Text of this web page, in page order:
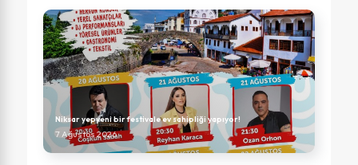
Niksar yepyeni bir festivale ev sahipliği yapıyor!
7 Ağustos 2026